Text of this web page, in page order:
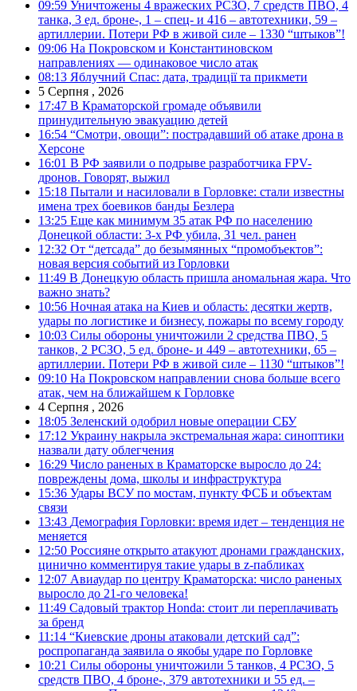
09:59 Уничтожены 4 вражеских РСЗО, 7 средств ПВО, 4
танка, 3 ед. броне-, 1 – спец- и 416 – автотехники, 59 –
артиллерии. Потери РФ в живой силе – 1330 “штыков”!
09:06 На Покровском и Константиновском
направлениях — одинаковое число атак
08:13 Яблучний Спас: дата, традиції та прикмети
5 Серпня , 2026
17:47 В Краматорской громаде объявили
принудительную эвакуацию детей
16:54 “Смотри, овощи”: пострадавший об атаке дрона в
Херсоне
16:01 В РФ заявили о подрыве разработчика FPV-
дронов. Говорят, выжил
15:18 Пытали и насиловали в Горловке: стали известны
имена трех боевиков банды Безлера
13:25 Еще как минимум 35 атак РФ по населению
Донецкой области: 3-х РФ убила, 31 чел. ранен
12:32 От “детсада” до безымянных “промобъектов”:
новая версия событий из Горловки
11:49 В Донецкую область пришла аномальная жара. Что
важно знать?
10:56 Ночная атака на Киев и область: десятки жертв,
удары по логистике и бизнесу, пожары по всему городу
10:03 Силы обороны уничтожили 2 средства ПВО, 5
танков, 2 РСЗО, 5 ед. броне- и 449 – автотехники, 65 –
артиллерии. Потери РФ в живой силе – 1130 “штыков”!
09:10 На Покровском направлении снова больше всего
атак, чем на ближайшем к Горловке
4 Серпня , 2026
18:05 Зеленский одобрил новые операции СБУ
17:12 Украину накрыла экстремальная жара: синоптики
назвали дату облегчения
16:29 Число раненых в Краматорске выросло до 24:
повреждены дома, школы и инфраструктура
15:36 Удары ВСУ по мостам, пункту ФСБ и объектам
связи
13:43 Демография Горловки: время идет – тенденция не
меняется
12:50 Россияне открыто атакуют дронами гражданских,
цинично комментируя такие удары в z-пабликах
12:07 Авиаудар по центру Краматорска: число раненых
выросло до 21-го человека!
11:49 Садовый трактор Honda: стоит ли переплачивать
за бренд
11:14 “Киевские дроны атаковали детский сад”:
роспропаганда заявила о якобы ударе по Горловке
10:21 Силы обороны уничтожили 5 танков, 4 РСЗО, 5
средств ПВО, 4 броне-, 379 автотехники и 55 ед. –